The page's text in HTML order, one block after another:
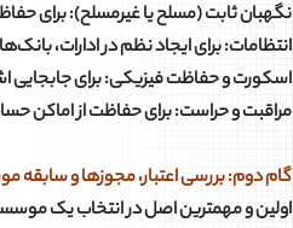
نگهبان ثابت (مسلح یا غیرمسلح): برای
انتظامات: برای ایجاد نظم در ادارات،
اسکورت و حفاظت فیزیکی: برای جابجایی
مراقبت و حراست: برای حفاظت از اماکن
گام دوم: بررسی اعتبار، مجوزها و سابقه
اولین و مهمترین اصل در انتخاب یک